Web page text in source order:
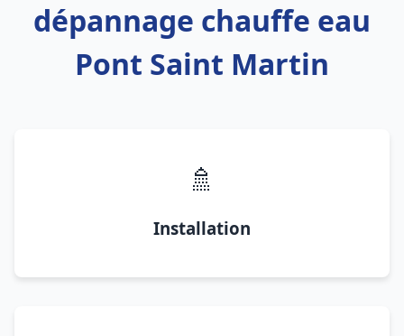
dépannage chauffe eau
Pont Saint Martin
🚿
Installation